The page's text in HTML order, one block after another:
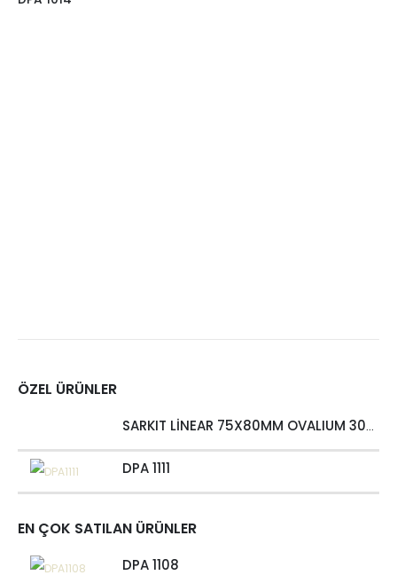
ÖZEL ÜRÜNLER
SARKIT LİNEAR 75X80MM OVALIUM 30W 4000 LM MT
DPA 1111
EN ÇOK SATILAN ÜRÜNLER
DPA 1108